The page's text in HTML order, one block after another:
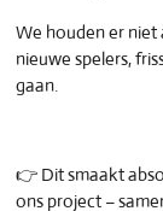
We houden er niet
nieuwe spelers,
gaan.
👉 Dit smaakt
ons project –